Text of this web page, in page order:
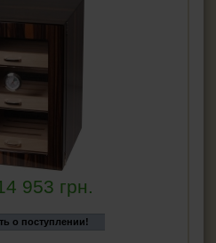
953 грн.
о поступлении!